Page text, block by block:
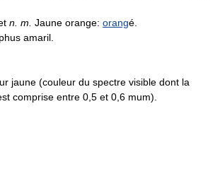
n. m. Jaune orange: orangé.
amaril.
jaune (couleur du spectre visible dont la
comprise entre 0,5 et 0,6 mum).